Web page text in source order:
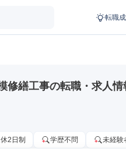
転職
修繕工事の転職・求人情
2日制 学歴不問 未経験